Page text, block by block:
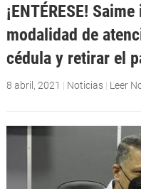
¡ENTÉRESE!
modalidad de
cédula y retirar el
8 abril, 2021 | Noticias | Leer